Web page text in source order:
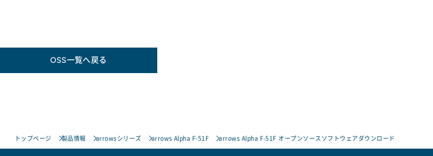
OSS一覧へ戻る
トップページ 製品情報 arrowsシリーズ arrows Alpha F-51F arrows Alpha F-51F オープンソースソフトウェアダウンロード